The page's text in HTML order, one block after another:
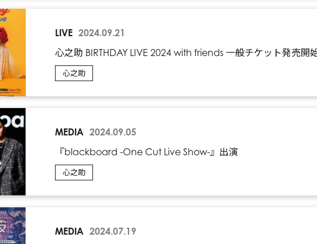
LIVE 2024.09.21
心之助 BIRTHDAY LIVE 2024 with friends 一般チケット発売開
心之助
MEDIA 2024.09.05
『blackboard -One Cut Live Show-』出演
心之助
MEDIA 2024.07.19